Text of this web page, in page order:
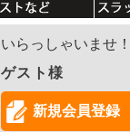
いらっしゃいませ！
ゲスト様
新規会員登録